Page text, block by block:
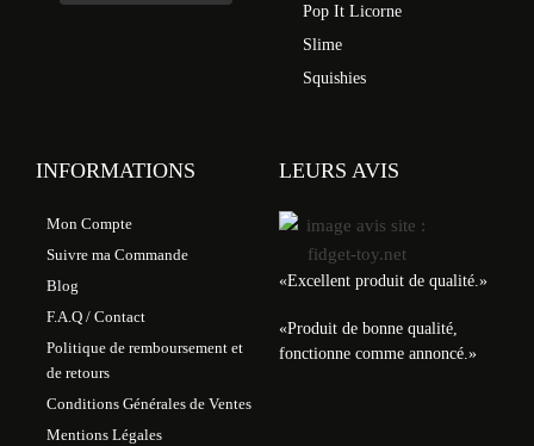
Pop It Licorne
Slime
Squishies
INFORMATIONS
Mon Compte
Suivre ma Commande
Blog
F.A.Q / Contact
Politique de remboursement et
de retours
Conditions Générales de Ventes
Mentions Légales
LEURS AVIS
«Excellent produit de qualité. »
«Produit de bonne qualité,
fonctionne comme annoncé.»